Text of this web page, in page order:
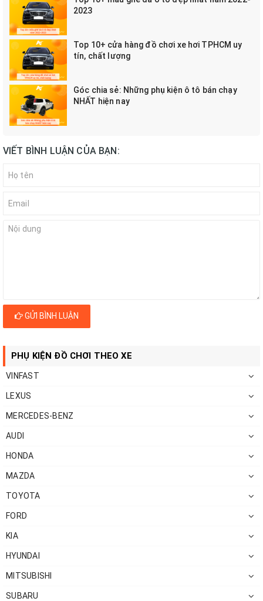
2023
Top 10+ cửa hàng đồ chơi xe hơi TPHCM uy
tín, chất lượng
Góc chia sẻ: Những phụ kiện ô tô bán chạy
NHẤT hiện nay
VIẾT BÌNH LUẬN CỦA BẠN:
GỬI BÌNH LUẬN
PHỤ KIỆN ĐỒ CHƠI THEO XE
VINFAST
LEXUS
MERCEDES-BENZ
AUDI
HONDA
MAZDA
TOYOTA
FORD
KIA
HYUNDAI
MITSUBISHI
SUBARU